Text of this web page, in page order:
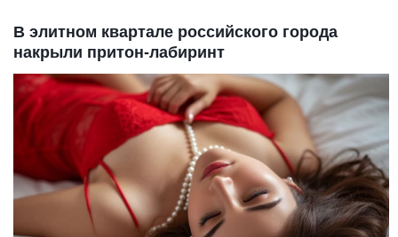
В элитном квартале российского города
накрыли притон-лабиринт